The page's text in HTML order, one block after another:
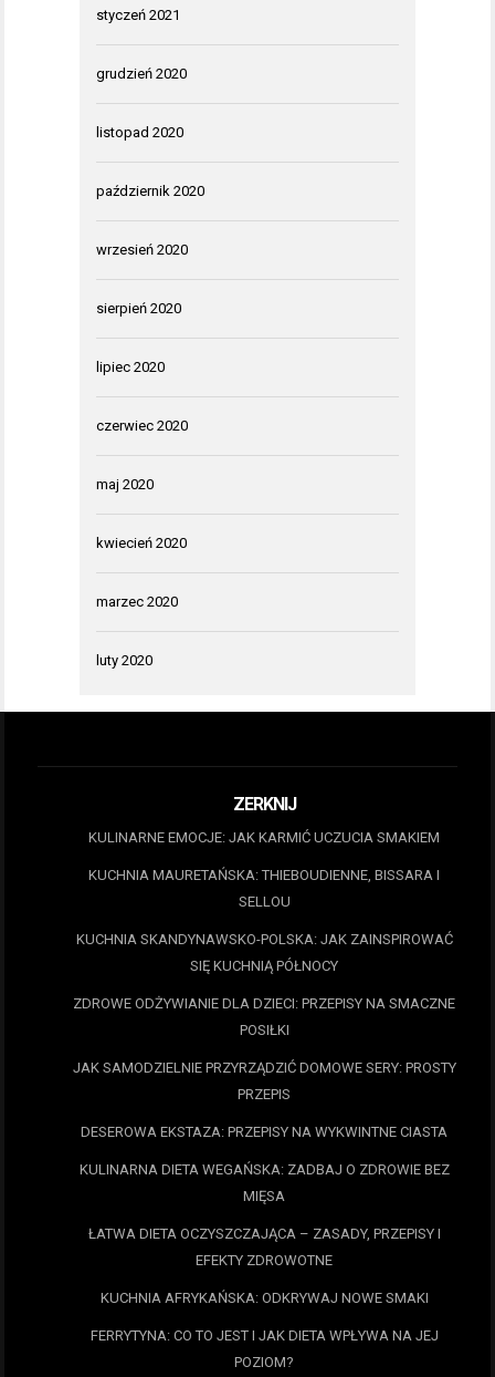
styczeń 2021
grudzień 2020
listopad 2020
październik 2020
wrzesień 2020
sierpień 2020
lipiec 2020
czerwiec 2020
maj 2020
kwiecień 2020
marzec 2020
luty 2020
ZERKNIJ
KULINARNE EMOCJE: JAK KARMIĆ UCZUCIA SMAKIEM
KUCHNIA MAURETAŃSKA: THIEBOUDIENNE, BISSARA I
SELLOU
KUCHNIA SKANDYNAWSKO-POLSKA: JAK ZAINSPIROWAĆ
SIĘ KUCHNIĄ PÓŁNOCY
ZDROWE ODŻYWIANIE DLA DZIECI: PRZEPISY NA SMACZNE
POSIŁKI
JAK SAMODZIELNIE PRZYRZĄDZIĆ DOMOWE SERY: PROSTY
PRZEPIS
DESEROWA EKSTAZA: PRZEPISY NA WYKWINTNE CIASTA
KULINARNA DIETA WEGAŃSKA: ZADBAJ O ZDROWIE BEZ
MIĘSA
ŁATWA DIETA OCZYSZCZAJĄCA – ZASADY, PRZEPISY I
EFEKTY ZDROWOTNE
KUCHNIA AFRYKAŃSKA: ODKRYWAJ NOWE SMAKI
FERRYTYNA: CO TO JEST I JAK DIETA WPŁYWA NA JEJ
POZIOM?